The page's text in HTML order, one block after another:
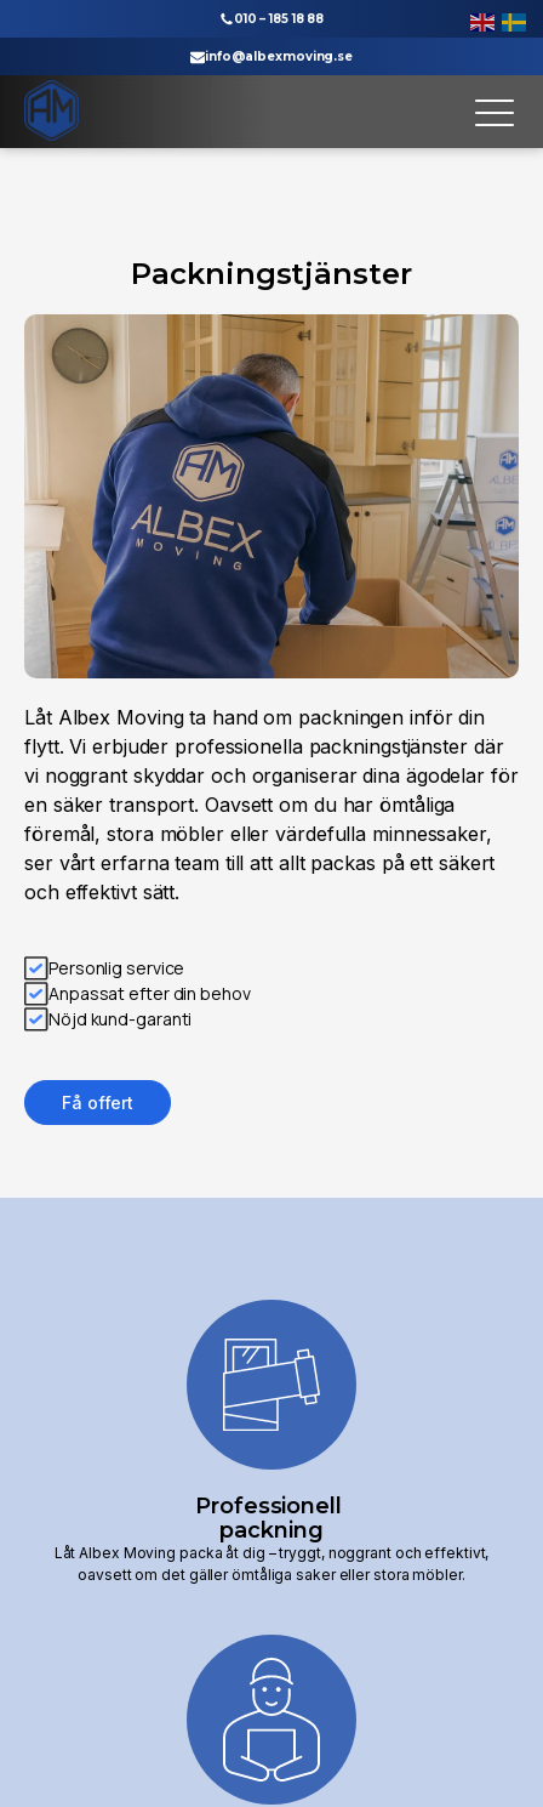
010 – 185 18 88
info@albexmoving.se
Till startsidan
Packningstjänster
Låt Albex Moving ta hand om packningen inför din
flytt. Vi erbjuder professionella packningstjänster där
vi noggrant skyddar och organiserar dina ägodelar för
en säker transport. Oavsett om du har ömtåliga
föremål, stora möbler eller värdefulla minnessaker,
ser vårt erfarna team till att allt packas på ett säkert
och effektivt sätt.
Personlig service
Anpassat efter din behov
Nöjd kund-garanti
Få offert
Professionell
packning
Låt Albex Moving packa åt dig – tryggt, noggrant och effektivt,
oavsett om det gäller ömtåliga saker eller stora möbler.